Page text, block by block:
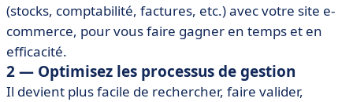
(stocks, comptabilité, factures, etc.)avec votre site e-
commerce, pour vous faire gagner en temps et en
efficacité.
2 — Optimisez les processus de gestion
Il devient plus facile de rechercher, faire valider,